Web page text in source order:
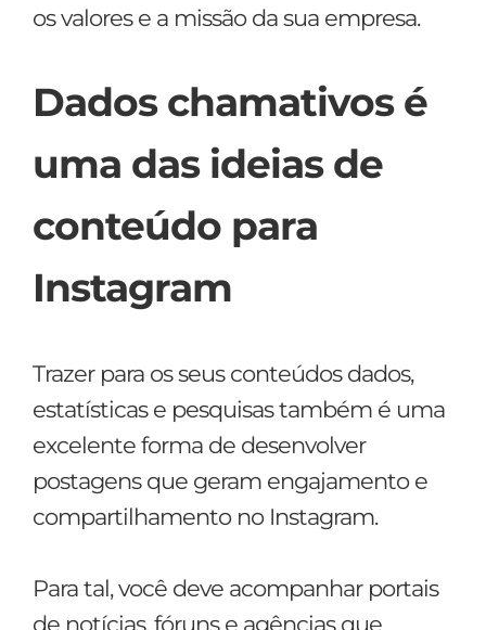
os valores e a missão da sua empresa.
Dados chamativos é
uma das ideias de
conteúdo para
Instagram
Trazer para os seus conteúdos dados,
estatísticas e pesquisas também é uma
excelente forma de desenvolver
postagens que geram engajamento e
compartilhamento no Instagram.
Para tal, você deve acompanhar portais
de notícias, fóruns e agências que